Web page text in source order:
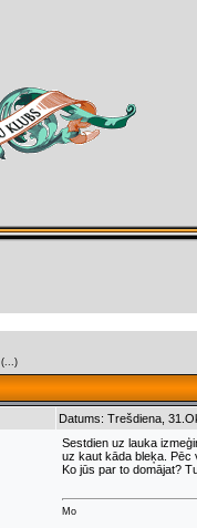
(...)
Datums: Trešdiena,
Sestdien uz lauka
uz kaut kāda bleķa. Pēc
Ko jūs par to domājat?
Mo